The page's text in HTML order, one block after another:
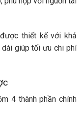
thiết kế với khả
giúp tối ưu chi phí
4 thành phần chính